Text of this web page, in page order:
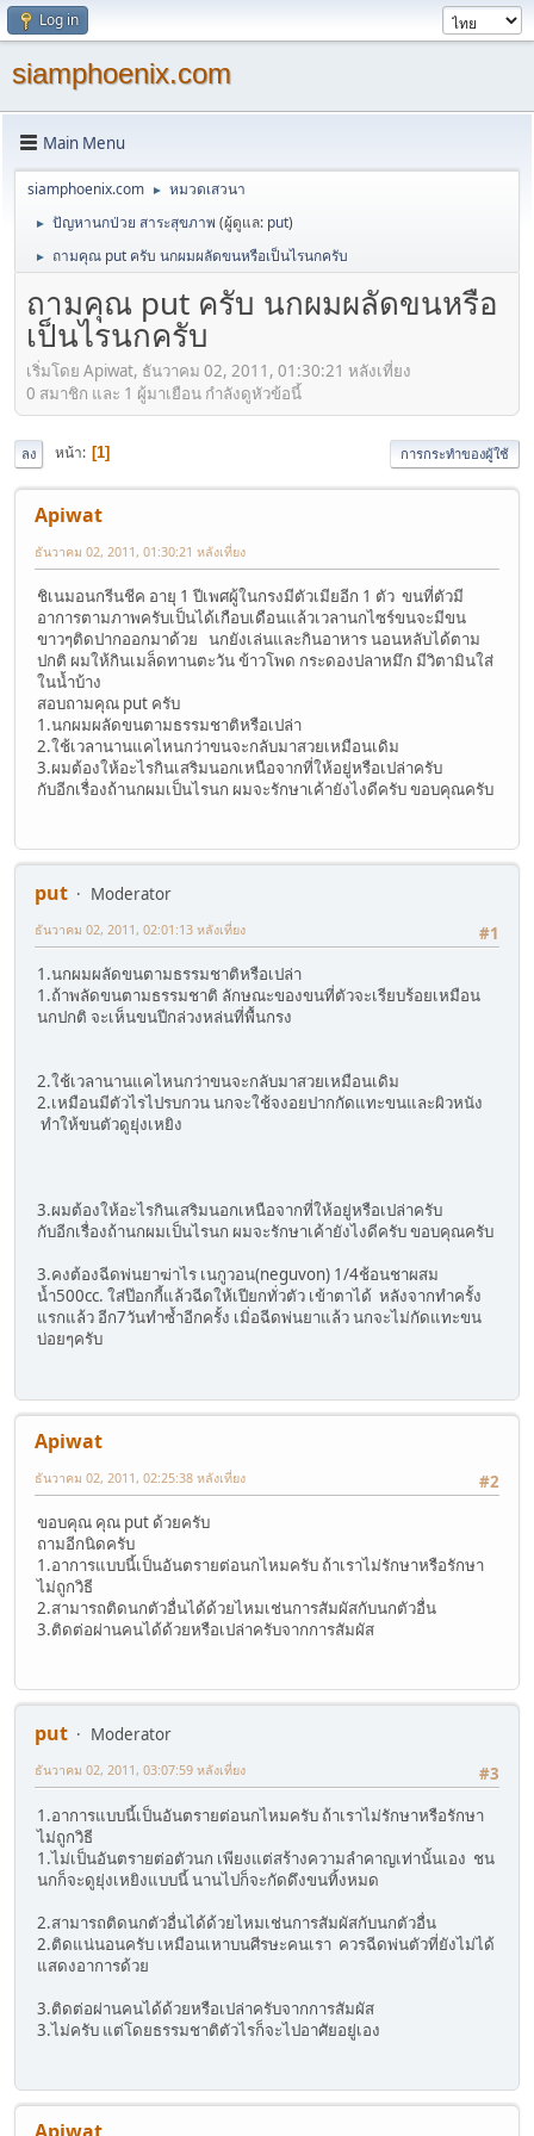
Log in
siamphoenix.com
Main Menu
siamphoenix.com ► หมวดเสวนา
► ปัญหานกป่วย สาระสุขภาพ (ผู้ดูแล: put)
► ถามคุณ put ครับ นกผมผลัดขนหรือเป็นไรนกครับ
ถามคุณ put ครับ นกผมผลัดขนหรือ
เป็นไรนกครับ
เริ่มโดย Apiwat, ธันวาคม 02, 2011, 01:30:21 หลังเที่ยง
0 สมาชิก และ 1 ผู้มาเยือน กำลังดูหัวข้อนี้
ลง หน้า 1 การกระทำของผู้ใช้
Apiwat
ธันวาคม 02, 2011, 01:30:21 หลังเที่ยง
ชิเนมอนกรีนชีค อายุ 1 ปีเพศผู้ในกรงมีตัวเมียอีก 1 ตัว ขนที่ตัวมี
อาการตามภาพครับเป็นได้เกือบเดือนแล้วเวลานกไซร์ขนจะมีขน
ขาวๆติดปากออกมาด้วย นกยังเล่นและกินอาหาร นอนหลับได้ตาม
ปกติ ผมให้กินเมล็ดทานตะวัน ข้าวโพด กระดองปลาหมึก มีวิตามินใส่
ในน้ำบ้าง
สอบถามคุณ put ครับ
1.นกผมผลัดขนตามธรรมชาติหรือเปล่า
2.ใช้เวลานานแคไหนกว่าขนจะกลับมาสวยเหมือนเดิม
3.ผมต้องให้อะไรกินเสริมนอกเหนือจากที่ให้อยู่หรือเปล่าครับ
กับอีกเรื่องถ้านกผมเป็นไรนก ผมจะรักษาเค้ายังไงดีครับ ขอบคุณครับ
put
Moderator
#1
ธันวาคม 02, 2011, 02:01:13 หลังเที่ยง
1.นกผมผลัดขนตามธรรมชาติหรือเปล่า
1.ถ้าพลัดขนตามธรรมชาติ ลักษณะของขนที่ตัวจะเรียบร้อยเหมือน
นกปกติ จะเห็นขนปีกล่วงหล่นที่พื้นกรง
2.ใช้เวลานานแคไหนกว่าขนจะกลับมาสวยเหมือนเดิม
2.เหมือนมีตัวไรไปรบกวน นกจะใช้จงอยปากกัดแทะขนและผิวหนัง
ทำให้ขนตัวดูยุ่งเหยิง
3.ผมต้องให้อะไรกินเสริมนอกเหนือจากที่ให้อยู่หรือเปล่าครับ
กับอีกเรื่องถ้านกผมเป็นไรนก ผมจะรักษาเค้ายังไงดีครับ ขอบคุณครับ
3.คงต้องฉีดพ่นยาฆ่าไร เนกูวอน(neguvon) 1/4ช้อนชาผสม
น้ำ500cc. ใส่ป๊อกกี้แล้วฉีดให้เปียกทั่วตัว เข้าตาได้ หลังจากทำครั้ง
แรกแล้ว อีก7วันทำซ้ำอีกครั้ง เมิ่อฉีดพ่นยาแล้ว นกจะไม่กัดแทะขน
บ่อยๆครับ
Apiwat
#2
ธันวาคม 02, 2011, 02:25:38 หลังเที่ยง
ขอบคุณ คุณ put ด้วยครับ
ถามอีกนิดครับ
1.อาการแบบนี้เป็นอันตรายต่อนกไหมครับ ถ้าเราไม่รักษาหรือรักษา
ไม่ถูกวิธี
2.สามารถติดนกตัวอื่นได้ด้วยไหมเช่นการสัมผัสกับนกตัวอื่น
3.ติดต่อผ่านคนได้ด้วยหรือเปล่าครับจากการสัมผัส
put
Moderator
#3
ธันวาคม 02, 2011, 03:07:59 หลังเที่ยง
1.อาการแบบนี้เป็นอันตรายต่อนกไหมครับ ถ้าเราไม่รักษาหรือรักษา
ไม่ถูกวิธี
1.ไม่เป็นอันตรายต่อตัวนก เพียงแต่สร้างความลำคาญเท่านั้นเอง ชน
นกก็จะดูยุ่งเหยิงแบบนี้ นานไปก็จะกัดดึงขนทิ้งหมด
2.สามารถติดนกตัวอื่นได้ด้วยไหมเช่นการสัมผัสกับนกตัวอื่น
2.ติดแน่นอนครับ เหมือนเหาบนศีรษะคนเรา ควรฉีดพ่นตัวที่ยังไม่ได้
แสดงอาการด้วย
3.ติดต่อผ่านคนได้ด้วยหรือเปล่าครับจากการสัมผัส
3.ไม่ครับ แต่โดยธรรมชาติตัวไรก็จะไปอาศัยอยู่เอง